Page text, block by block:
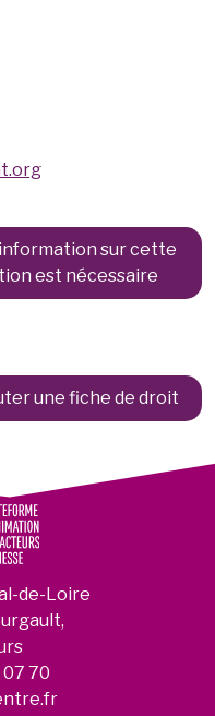
information sur cette
est nécessaire
une fiche de droit
de-Loire
70